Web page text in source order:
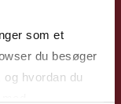
som et
du besøger
hvordan du